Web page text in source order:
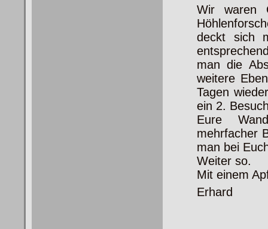
Wir waren
deckt sich
man die
weitere
Tagen
ein 2.
Eure
mehrfacher
man bei
Weiter so.
Mit einem
Erhard